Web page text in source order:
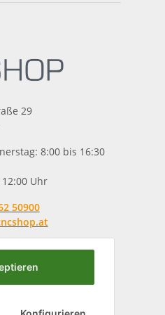
29
8:00 bis 16:30
Uhr
50900